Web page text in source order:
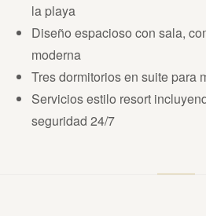
la playa
Diseño espacioso con sala,
moderna
Tres dormitorios en suite para
Servicios estilo resort
seguridad 24/7